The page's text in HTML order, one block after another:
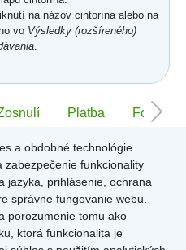
na názov cintorína alebo na
vo Výsledky (rozšíreného)
.
Platba Foto
Číslo:-
mieste
a obdobné technológie.
zabezpečenie funkcionality
jazyka, prihlásenie, ochrana
správne fungovanie webu.
porozumenie tomu ako
ktorá funkcionalita je